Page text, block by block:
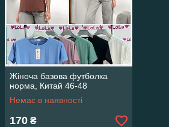
Жіноча базова футболка
норма, Китай 46-48
Немає в наявності
170 ₴